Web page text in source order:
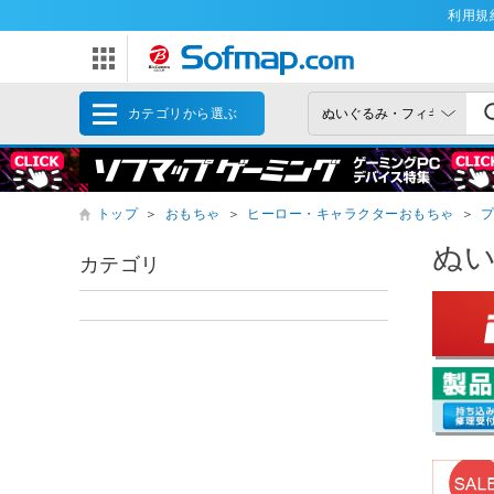
利用規
カテゴリから選ぶ
トップ ＞ おもちゃ ＞ ヒーロー・キャラクターおもちゃ ＞
ぬ
カテゴリ